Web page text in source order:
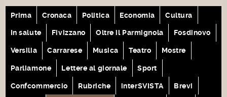
Prima Cronaca Politica Economia Cultura
In salute Fivizzano Oltre il Parmignola Fosdinovo
Versilia Carrarese Musica Teatro Mostre
Parliamone Lettere al giornale Sport
Confcommercio Rubriche interSVISTA Brevi